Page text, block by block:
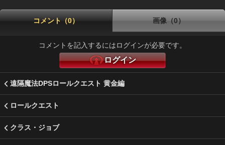
コメント（0） 画像（0）
コメントを記入するにはログインが必要です。
ログイン
遠隔魔法DPSロールクエスト 黄金編
ロールクエスト
クラス・ジョブ